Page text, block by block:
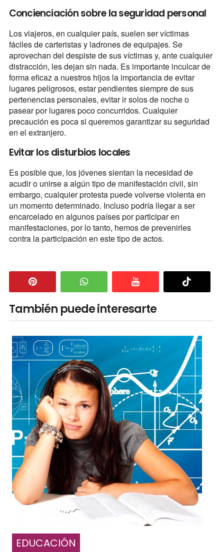
Concienciación sobre la seguridad personal
Los viajeros, en cualquier país, suelen ser víctimas
fáciles de carteristas y ladrones de equipajes. Se
aprovechan del despiste de sus víctimas y, ante cualquier
distracción, les dejan sin nada. Es importante inculcar de
forma eficaz a nuestros hijos la importancia de evitar
lugares peligrosos, estar pendientes siempre de sus
pertenencias personales, evitar ir solos de noche o
pasear por lugares poco concurridos. Cualquier
precaución es poca si queremos garantizar su seguridad
en el extranjero.
Evitar los disturbios locales
Es posible que, los jóvenes sientan la necesidad de
acudir o unirse a algún tipo de manifestación civil, sin
embargo, cualquier protesta puede volverse violenta en
un momento determinado. Incluso podría llegar a ser
encarcelado en algunos países por participar en
manifestaciones, por lo tanto, hemos de prevenirles
contra la participación en este tipo de actos.
También puede interesarte
EDUCACIÓN